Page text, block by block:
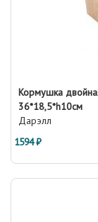
Кормушка
36*18,5*h10см
Дарэлл
1594 ₽